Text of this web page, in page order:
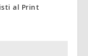
al Print